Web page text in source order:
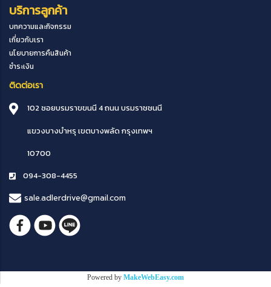
บริการลูกค้า
บทความและกิจกรรม
เกี่ยวกับเรา
นโยบายการคืนสินค้า
ชำระเงิน
ติดต่อเรา
102 ซอยบรมราขขนนี 4 ถนน บรมราชชนนี
แขวงบางบำหรุ เขตบางพลัดกรุงเทพฯ
10700
094-308-4455
sale.adlerdrive@gmail.com
Powered by MakeWebEasy.com